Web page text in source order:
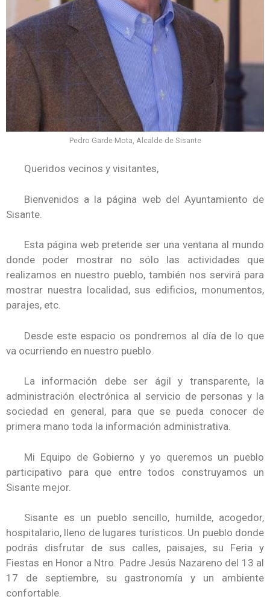
Pedro Garde Mota, Alcalde de Sisante
Queridos vecinos y visitantes,
Bienvenidos a la página web del Ayuntamiento de
Sisante.
Esta página web pretende ser una ventana al mundo
donde poder mostrar no sólo las actividades que
realizamos en nuestro pueblo, también nos servirá para
mostrar nuestra localidad, sus edificios, monumentos,
parajes, etc.
Desde este espacio os pondremos al día de lo que
va ocurriendo en nuestro pueblo.
La información debe ser ágil y transparente, la
administración electrónica al servicio de personas y la
sociedad en general, para que se pueda conocer de
primera mano toda la información administrativa.
Mi Equipo de Gobierno y yo queremos un pueblo
participativo para que entre todos construyamos un
Sisante mejor.
Sisante es un pueblo sencillo, humilde, acogedor,
hospitalario, lleno de lugares turísticos. Un pueblo donde
podrás disfrutar de sus calles, paisajes, su Feria y
Fiestas en Honor a Ntro. Padre Jesús Nazareno del 13 al
17 de septiembre, su gastronomía y un ambiente
confortable.